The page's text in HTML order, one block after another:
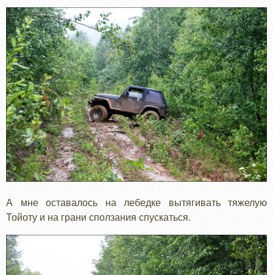
А мне оставалось на лебедке вытягивать тяжелую
Тойоту и на грани сползания спускаться.